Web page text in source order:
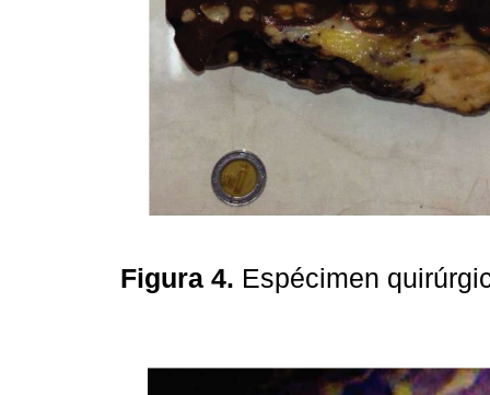
Figura 4. Espécimen